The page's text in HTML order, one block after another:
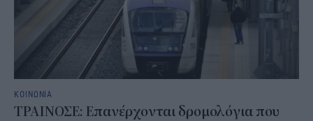
ΚΟΙΝΩΝΙΑ
ΤΡΑΙΝΟΣΕ: Επανέρχονται δρομολόγια που